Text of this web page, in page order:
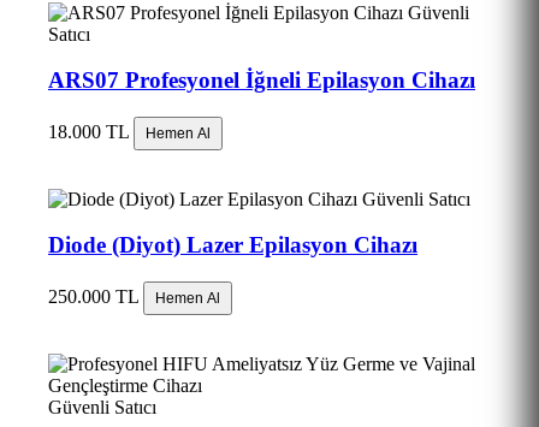
Güvenli
Satıcı
ARS07 Profesyonel İğneli Epilasyon Cihazı
18.000 TL Hemen Al
Güvenli Satıcı
Diode (Diyot) Lazer Epilasyon Cihazı
250.000 TL Hemen Al
Güvenli Satıcı